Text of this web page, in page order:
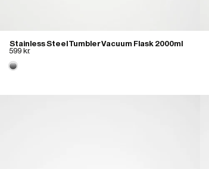
Stainless Steel Tumbler Vacuum Flask 2000ml
599 kr.